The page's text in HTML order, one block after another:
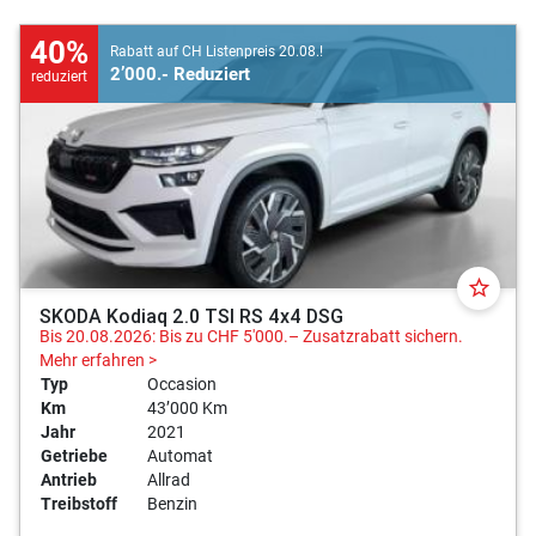
40%
reduziert
Rabatt auf CH Listenpreis 20.08.!
2’000.- Reduziert
star_border
SKODA Kodiaq 2.0 TSI RS 4x4 DSG
Bis 20.08.2026: Bis zu CHF 5'000.– Zusatzrabatt sichern.
Mehr erfahren >
Typ
Occasion
Km
43’000 Km
Jahr
2021
Getriebe
Automat
Antrieb
Allrad
Treibstoff
Benzin